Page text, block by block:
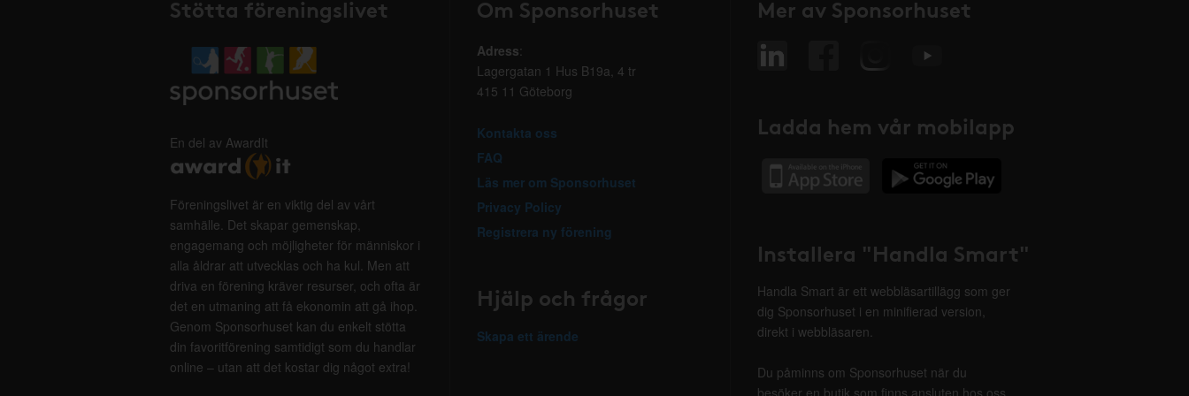
Stötta föreningslivet
En del av AwardIt
Föreningslivet är en viktig del av vårt
samhälle. Det skapar gemenskap,
engagemang och möjligheter för människor i
alla åldrar att utvecklas och ha kul. Men att
driva en förening kräver resurser, och ofta är
det en utmaning att få ekonomin att gå ihop.
Genom Sponsorhuset kan du enkelt stötta
din favoritförening samtidigt som du handlar
online – utan att det kostar dig något extra!
Om Sponsorhuset
Adress:
Lagergatan 1 Hus B19a, 4 tr
415 11 Göteborg
Kontakta oss
FAQ
Läs mer om Sponsorhuset
Privacy Policy
Registrera ny förening
Hjälp och frågor
Skapa ett ärende
Mer av Sponsorhuset
Ladda hem vår mobilapp
Installera "Handla Smart"
Handla Smart är ett webbläsartillägg som ger
dig Sponsorhuset i en minifierad version,
direkt i webbläsaren.
Du påminns om Sponsorhuset när du